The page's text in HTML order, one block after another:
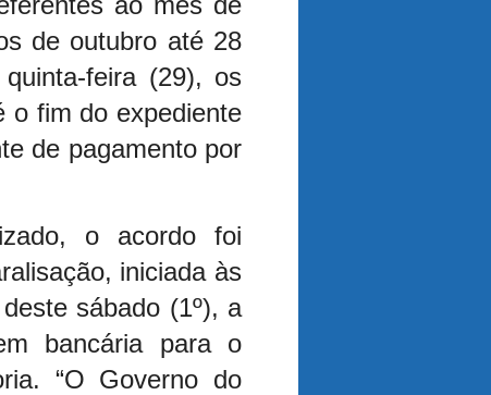
de outubro até 28
feira (29), os
o fim do expediente
de pagamento por
o acordo foi
iniciada às
sábado (1º), a
bancária para o
“O Governo do